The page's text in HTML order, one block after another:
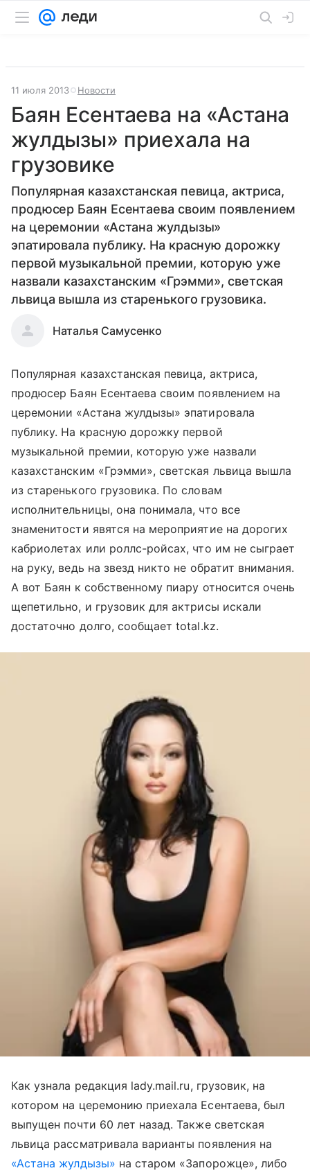
11 июля 2013 Новости
Баян Есентаева на «Астана
жулдызы» приехала на
грузовике
Популярная казахстанская певица, актриса,
продюсер Баян Есентаева своим появлением
на церемонии «Астана жулдызы»
эпатировала публику. На красную дорожку
первой музыкальной премии, которую уже
назвали казахстанским «Грэмми», светская
львица вышла из старенького грузовика.
Наталья Самусенко
Популярная казахстанская певица, актриса,
продюсер Баян Есентаева своим появлением на
церемонии «Астана жулдызы» эпатировала
публику. На красную дорожку первой
музыкальной премии, которую уже назвали
казахстанским «Грэмми», светская львица вышла
из старенького грузовика. По словам
исполнительницы, она понимала, что все
знаменитости явятся на мероприятие на дорогих
кабриолетах или роллс-ройсах, что им не сыграет
на руку, ведь на звезд никто не обратит внимания.
А вот Баян к собственному пиару относится очень
щепетильно, и грузовик для актрисы искали
достаточно долго, сообщает total.kz.
Как узнала редакция lady.mail.ru, грузовик, на
котором на церемонию приехала Есентаева, был
выпущен почти 60 лет назад. Также светская
львица рассматривала варианты появления на
«Астана жулдызы» на старом «Запорожце», либо